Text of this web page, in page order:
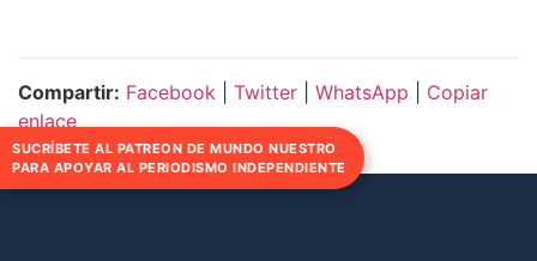
Compartir: Facebook Twitter WhatsApp
Copiar
enlace
SUCRÍBETE AL PATREON DE MUNDO NUESTRO
PARA APOYAR AL PERIODISMO INDEPENDIENTE